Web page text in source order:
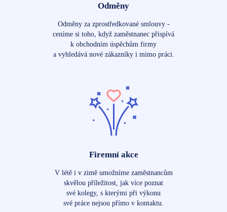
Odměny
Odměny za zprostředkované smlouvy -
ceníme si toho, když zaměstnanec přispívá
k obchodním úspěchům firmy
a vyhledává nové zákazníky i mimo práci.
Firemní akce
V létě i v zimě umožníme zaměstnancům
skvělou příležitost, jak více poznat
své kolegy, s kterými při výkonu
své práce nejsou přímo v kontaktu.